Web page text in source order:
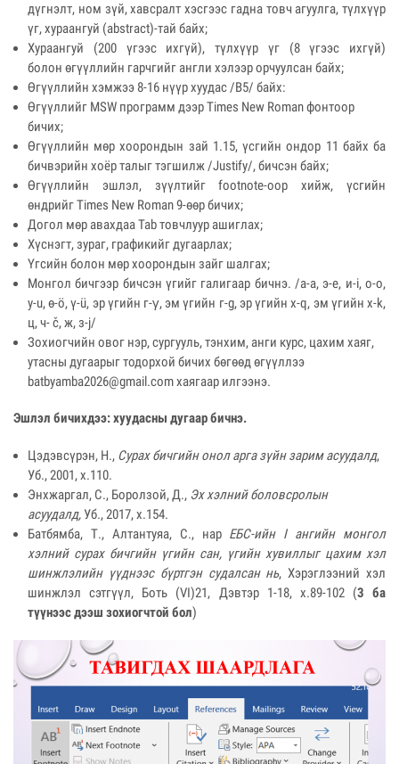
дүгнэлт, ном зүй, хавсралт хэсгээс гадна товч агуулга, түлхүүр
үг, хураангуй (abstract)-тай байх;
Хураангуй (200 үгээс ихгүй), түлхүүр үг (8 үгээс ихгүй)
болон өгүүллийн гарчгийг англи хэлээр орчуулсан байх;
Өгүүллийн хэмжээ 8-16 нүүр хуудас /B5/ байх:
Өгүүллийг MSW программ дээр Times New Roman фонтоор
бичих;
Өгүүллийн мөр хоорондын зай 1.15, үсгийн ондор 11 байх ба
бичвэрийн хоёр талыг тэгшилж /Justify/, бичсэн байх;
Өгүүллийн эшлэл, зүүлтийг footnote-оор хийж, үсгийн
өндрийг Times New Roman 9-өөр бичих;
Догол мөр авахдаа Tab товчлуур ашиглах;
Хүснэгт, зураг, графикийг дугаарлах;
Үгсийн болон мөр хоорондын зайг шалгах;
Монгол бичгээр бичсэн үгийг галигаар бичнэ. /а-а, э-e, и-i, о-o,
у-u, ө-ö, ү-ü, эр үгийн г-γ, эм үгийн г-g, эр үгийн х-q, эм үгийн х-k,
ц, ч- č, ж, з-j/
Зохиогчийн овог нэр, сургууль, тэнхим, анги курс, цахим хаяг,
утасны дугаарыг тодорхой бичих бөгөөд өгүүллээ
batbyamba2026@gmail.comхаягаар илгээнэ.
Эшлэл бичихдээ: хуудасны дугаар бичнэ.
Цэдэвсүрэн, Н., Сурах бичгийн онол арга зүйн зарим асуудалд,
Уб., 2001, х.110.
Энхжаргал, С., Боролзой, Д., Эх хэлний боловсролын
асуудалд,Уб., 2017, х.154.
Батбямба, Т., Алтантуяа, С., нар ЕБС-ийн I ангийн монгол
хэлний сурах бичгийн үгийн сан, үгийн хувиллыг цахим хэл
шинжлэлийн үүднээс бүртгэн судалсан нь, Хэрэглээний хэл
шинжлэл сэтгүүл, Боть (VI)21, Дэвтэр 1-18, х.89-102 (3 ба
түүнээс дээш зохиогчтой бол)